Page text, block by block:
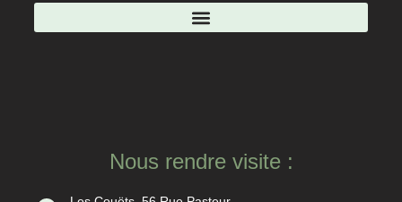
Nous rendre visite :